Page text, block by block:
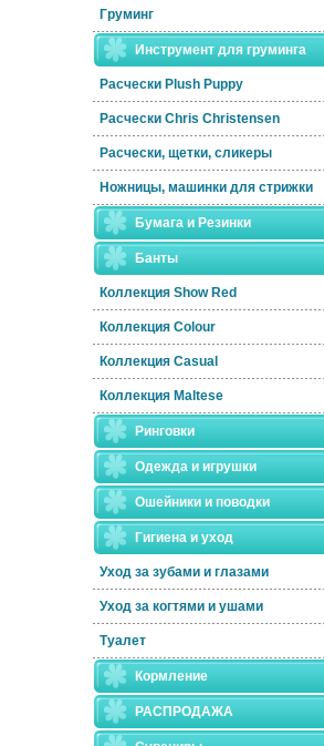
Груминг
Инструмент для груминга
Расчески Plush Puppy
Расчески Сhris Christensen
Расчески, щетки, сликеры
Ножницы, машинки для стрижки
Бумага и Резинки
Банты
Коллекция Show Red
Коллекция Colour
Коллекция Casual
Коллекция Maltese
Ринговки
Одежда и игрушки
Ошейники и поводки
Гигиена и уход
Уход за зубами и глазами
Уход за когтями и ушами
Туалет
Кормление
РАСПРОДАЖА